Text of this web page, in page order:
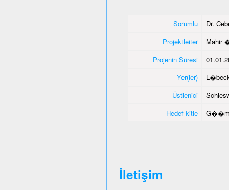
Sorumlu
Dr.
Projektleiter
Mahir
Projenin Süresi
Yer(ler)
Üstlenici
Hedef kitle
İletişim